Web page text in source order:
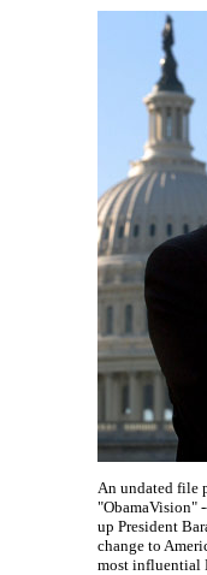
An undated file
"ObamaVision"
up President
change to
most influential